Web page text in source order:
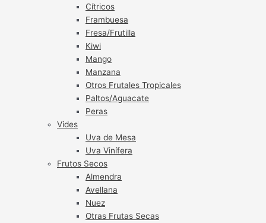
Cítricos
Frambuesa
Fresa/Frutilla
Kiwi
Mango
Manzana
Otros Frutales Tropicales
Paltos/Aguacate
Peras
Vides
Uva de Mesa
Uva Vinífera
Frutos Secos
Almendra
Avellana
Nuez
Otras Frutas Secas